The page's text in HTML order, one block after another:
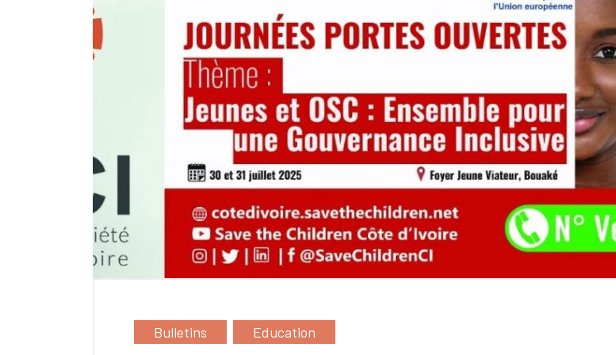
Bulletins Education